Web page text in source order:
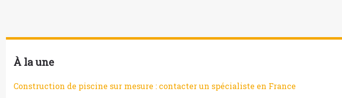
À la une
Construction de piscine sur mesure : contacter un spécialiste en France